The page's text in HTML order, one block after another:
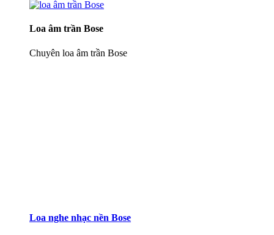
Loa âm trần Bose
Chuyên loa âm trần Bose
Loa nghe nhạc nền Bose